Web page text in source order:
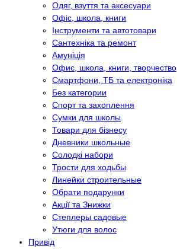
Одяг, взуття та аксесуари
Офіс, школа, книги
Інструменти та автотовари
Сантехніка та ремонт
Амуніція
Офис, школа, книги, творчество
Смартфони, ТБ та електроніка
Без категории
Спорт та захоплення
Сумки для школы
Товари для бізнесу
Дневники школьные
Солодкі набори
Трости для ходьбы
Линейки строительные
Обрати подарунки
Акції та Знижки
Степлеры садовые
Утюги для волос
Привід